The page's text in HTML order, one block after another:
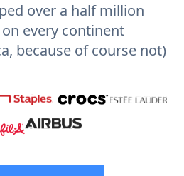
over a half million
every continent
because of course not)